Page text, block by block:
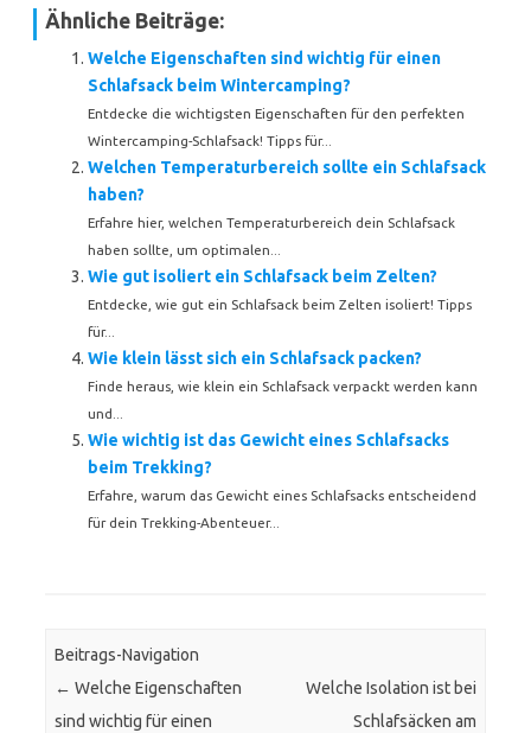
Ähnliche Beiträge:
Welche Eigenschaften sind wichtig für einen
Schlafsack beim Wintercamping?
Entdecke die wichtigsten Eigenschaften für den perfekten
Wintercamping-Schlafsack! Tipps für...
Welchen Temperaturbereich sollte ein Schlafsack
haben?
Erfahre hier, welchen Temperaturbereich dein Schlafsack
haben sollte, um optimalen...
Wie gut isoliert ein Schlafsack beim Zelten?
Entdecke, wie gut ein Schlafsack beim Zelten isoliert! Tipps
für...
Wie klein lässt sich ein Schlafsack packen?
Finde heraus, wie klein ein Schlafsack verpackt werden kann
und...
Wie wichtig ist das Gewicht eines Schlafsacks
beim Trekking?
Erfahre, warum das Gewicht eines Schlafsacks entscheidend
für dein Trekking-Abenteuer...
Beitrags-Navigation
← Welche Eigenschaften
sind wichtig für einen
Welche Isolation ist bei
Schlafsäcken am